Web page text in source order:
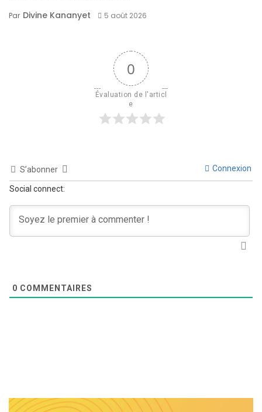
Par Divine Kananyet 5 août 2026
0
Évaluation de l'articl
e
S’abonner Connexion
Social connect:
0 COMMENTAIRES